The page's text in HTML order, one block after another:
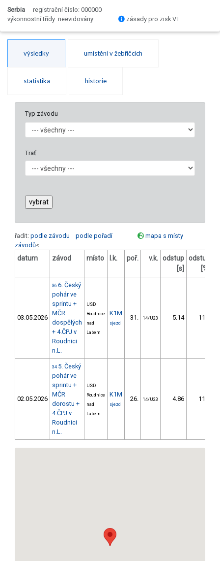
Serbia
registrační číslo: 000000
výkonnostní třídy neevidovány
zásady pro zisk VT
výsledky umístění v žebříčcích
statistika historie
Typ závodu
Trať
řadit: podle závodu podle pořadí
mapa s místy
závodů<
datum závod místo l.k. poř. v.k. odstup
[s]
odstup
[%]
03.05.2026
36 6. Český
pohár ve
sprintu +
MČR
dospělých
+ 4.ČPJ v
Roudnici
n.L.
USD
Roudnice
nad
Labem
K1M
sjezd
31. 14/U23 5.14 11,9
02.05.2026
34 5. Český
pohár ve
sprintu +
MČR
dorostu +
4.ČPJ v
Roudnici
n.L.
USD
Roudnice
nad
Labem
K1M
sjezd
26. 14/U23 4.86 11,4